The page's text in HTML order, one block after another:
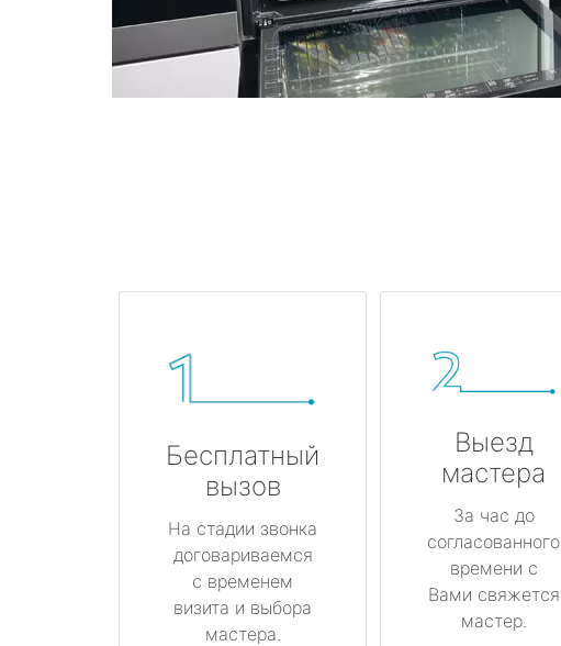
Бесплатный
вызов
На стадии звонка
договариваемся
с временем
визита и выбора
мастера.
Выезд
мастера
За час до
согласованного
времени с
Вами свяжется
мастер.